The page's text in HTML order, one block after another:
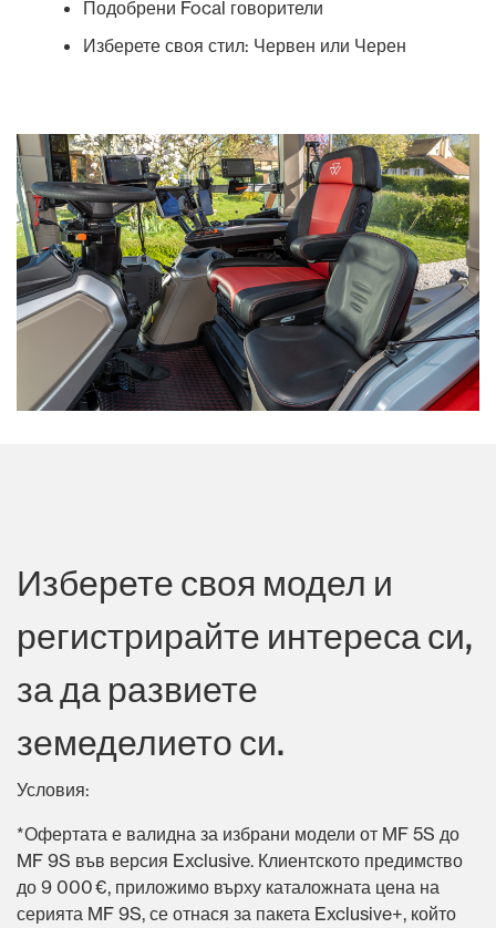
Подобрени Focal говорители
Изберете своя стил: Червен или Черен
Изберете своя модел и
регистрирайте интереса си,
за да развиете
земеделието си.
Условия:
*Офертата е валидна за избрани модели от MF 5S до
MF 9S във версия Exclusive. Клиентското предимство
до 9 000 €, приложимо върху каталожната цена на
серията MF 9S, се отнася за пакета Exclusive+, който